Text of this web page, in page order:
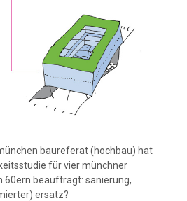
baureferat (hochbau) hat
für vier münchner
beauftragt: sanierung,
ersatz?